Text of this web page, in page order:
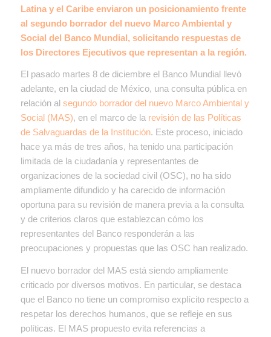
Latina y el Caribe enviaron un posicionamiento frente
al segundo borrador del nuevo Marco Ambiental y
Social del Banco Mundial, solicitando respuestas de
los Directores Ejecutivos que representan a la región.
El pasado martes 8 de diciembre el Banco Mundial llevó
adelante, en la ciudad de México, una consulta pública en
relación al segundo borrador del nuevo Marco Ambiental y
Social (MAS), en el marco de la revisión de las Políticas
de Salvaguardas de la Institución. Este proceso, iniciado
hace ya más de tres años, ha tenido una participación
limitada de la ciudadanía y representantes de
organizaciones de la sociedad civil (OSC), no ha sido
ampliamente difundido y ha carecido de información
oportuna para su revisión de manera previa a la consulta
y de criterios claros que establezcan cómo los
representantes del Banco responderán a las
preocupaciones y propuestas que las OSC han realizado.
El nuevo borrador del MAS está siendo ampliamente
criticado por diversos motivos. En particular, se destaca
que el Banco no tiene un compromiso explícito respecto a
respetar los derechos humanos, que se refleje en sus
políticas. El MAS propuesto evita referencias a